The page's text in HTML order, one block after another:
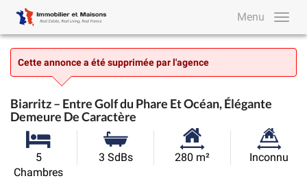
Menu
Cette annonce a été supprimée par l'agence
Biarritz – Entre Golf du Phare Et Océan, Élégante
Demeure De Caractère
5
Chambres
3 SdBs
Surface
280 m²
Superficie
Inconnu